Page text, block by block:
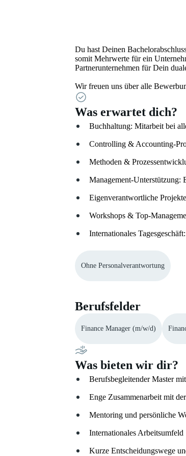
Du hast Deinen
somit Mehrwerte für ein
Partnerunternehmen für Dein
Wir freuen uns über alle
Was erwartet dich?
Buchhaltung: Mitarbeit bei
Controlling & Accounting-
Methoden &
Management-Unterstützung:
Eigenverantwortliche
Workshops & Top-
Internationales
Ohne Personalverantwortung
Berufsfelder
Finance Manager (m/w/d)
Was bieten wir dir?
Berufsbegleitender Master
Enge Zusammenarbeit mit
Mentoring und persönliche
Internationales Arbeitsumfeld
Kurze Entscheidungswege